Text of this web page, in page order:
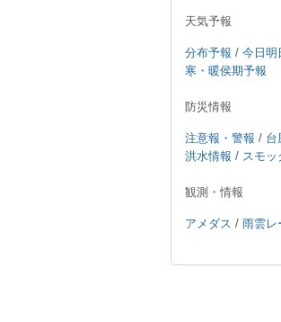
天気予報
分布予報 / 今日明
寒・暖侯期予報
防災情報
注意報・警報 / 台
洪水情報 / スモッ
観測・情報
アメダス / 雨雲レ